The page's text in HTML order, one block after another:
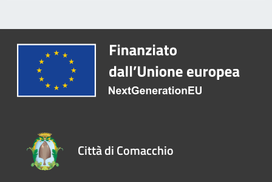
Città di Comacchio